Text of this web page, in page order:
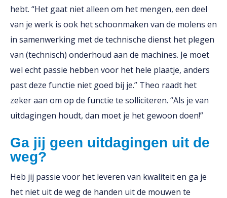
hebt. “Het gaat niet alleen om het mengen, een deel
van je werk is ook het schoonmaken van de molens en
in samenwerking met de technische dienst het plegen
van (technisch) onderhoud aan de machines. Je moet
wel echt passie hebben voor het hele plaatje, anders
past deze functie niet goed bij je.” Theo raadt het
zeker aan om op de functie te solliciteren. “Als je van
uitdagingen houdt, dan moet je het gewoon doen!”
Ga jij geen uitdagingen uit de
weg?
Heb jij passie voor het leveren van kwaliteit en ga je
het niet uit de weg de handen uit de mouwen te